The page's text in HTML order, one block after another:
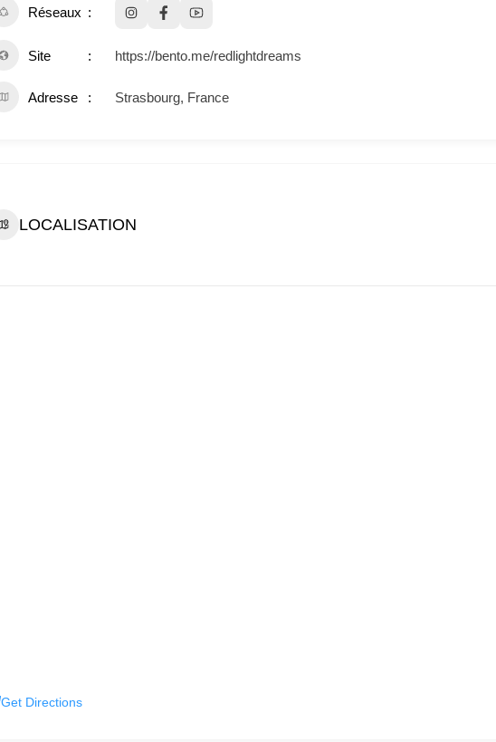
Réseaux
Site https://bento.me/redlightdreams
Adresse Strasbourg, France
LOCALISATION
Get Directions